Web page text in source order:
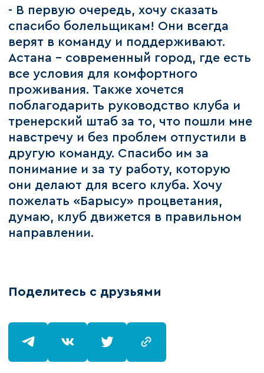
- В первую очередь, хочу сказать
спасибо болельщикам! Они всегда
верят в команду и поддерживают.
Астана - современный город, где есть
все условия для комфортного
проживания. Также хочется
поблагодарить руководство клуба и
тренерский штаб за то, что пошли мне
навстречу и без проблем отпустили в
другую команду. Спасибо им за
понимание и за ту работу, которую
они делают для всего клуба. Хочу
пожелать «Барысу» процветания,
думаю, клуб движется в правильном
направлении.
Поделитесь с друзьями